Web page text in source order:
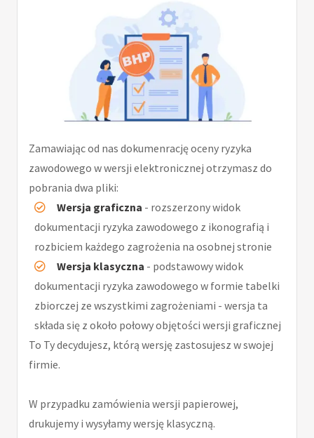
Zamawiając od nas dokumenrację oceny ryzyka
zawodowego w wersji elektronicznej otrzymasz do
pobrania dwa pliki:
Wersja graficzna - rozszerzony widok
dokumentacji ryzyka zawodowego z ikonografią i
rozbiciem każdego zagrożenia na osobnej stronie
Wersja klasyczna - podstawowy widok
dokumentacji ryzyka zawodowego w formie tabelki
zbiorczej ze wszystkimi zagrożeniami - wersja ta
składa się z około połowy objętości wersji graficznej
To Ty decydujesz, którą wersję zastosujesz w swojej
firmie.
W przypadku zamówienia wersji papierowej,
drukujemy i wysyłamy wersję klasyczną.